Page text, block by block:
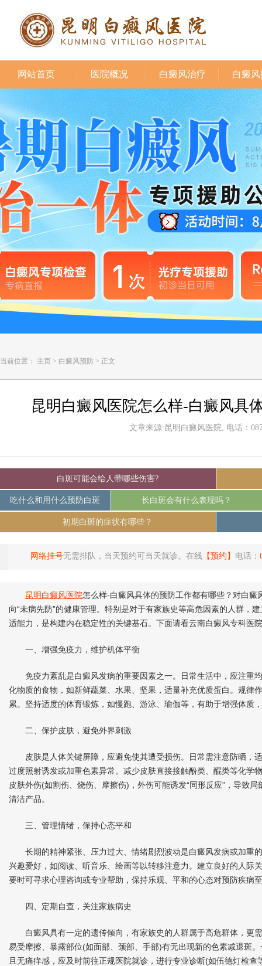
网站首页 医院概况 白癜风治疗 白癜
当前位置： 主页 > 白癜风预防 > 正文
昆明白癜风医院怎么样-白癜风具
文章来源:昆明白癜风医院, 电话：
白斑可能会给人带哪些伤害?
吃什么和用什么预防白斑 长白斑会有什么表现吗？
初期白斑的症状有哪些？
网络挂号无需排队，当天预约可当天就诊。在线 【预约】 电话：
昆明白癜风医院怎么样-白癜风具体的预防工作都有哪些？对白癜
向“未病先防”的健康管理。特别是对于有家族史等高危因素的人群，
适能力，是构建内在稳定性的关键基石。下面请看云南白癜风专科医
一、增强免疫力，维护机体平衡
免疫力紊乱是白癜风发病的重要因素之一。日常生活中，应注重
化物质的食物，如新鲜蔬菜、水果、坚果，适量补充优质蛋白。规律
累。坚持适度的体育锻炼，如慢跑、游泳、瑜伽等，有助于增强体质
二、保护皮肤，避免外界刺激
皮肤是人体关键屏障，应避免使其遭受损伤。日常需注意防晒，
过度照射诱发或加重色素异常。减少皮肤直接接触酚类、醌类等化学
皮肤外伤(如割伤、烧伤、摩擦伤)，外伤可能诱发“同形反应”，导致
清洁产品。
三、管理情绪，保持心态平和
长期的精神紧张、压力过大、情绪剧烈波动是白癜风发病或加重
兴趣爱好，如阅读、听音乐、绘画等以转移注意力。建立良好的人际
要时可寻求心理咨询或专业帮助，保持乐观、平和的心态对预防疾病
四、定期自查，关注家族病史
白癜风具有一定的遗传倾向，有家族史的人群属于高危群体，更
易受摩擦、暴露部位(如面部、颈部、手部)有无出现新的色素减退斑
且无痛痒感，应及时前往正规医院就诊，进行专业诊断(如伍德灯检